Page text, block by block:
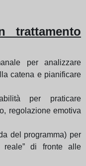
trattamento
per analizzare
catena e pianificare
per praticare
regolazione emotiva
del programma) per
di fronte alle